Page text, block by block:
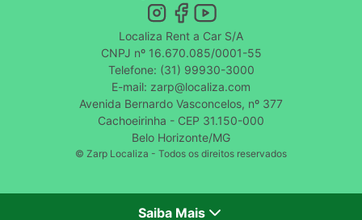
Localiza Rent a Car S/A
CNPJ nº 16.670.085/0001-55
Telefone: (31) 99930-3000
E-mail: zarp@localiza.com
Avenida Bernardo Vasconcelos, nº 377
Cachoeirinha - CEP 31.150-000
Belo Horizonte/MG
© Zarp Localiza - Todos os direitos reservados
Saiba Mais